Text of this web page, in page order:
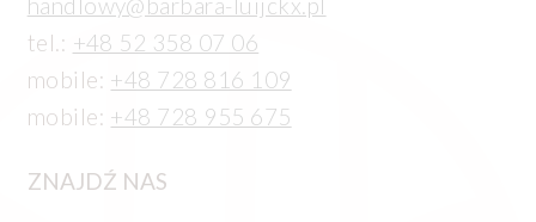
tel.: +48 52 358 07 06
mobile: +48 728 816 109
mobile: +48 728 955 675
ZNAJDŹ NAS